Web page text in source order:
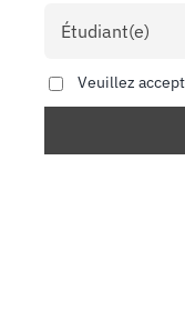
Veuillez